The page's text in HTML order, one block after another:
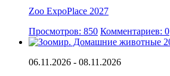
Zoo ExpoPlace 2027
Просмотров: 850 Комментариев: 0
06.11.2026 - 08.11.2026